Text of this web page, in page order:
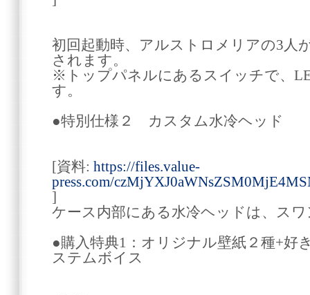
初回起動時、アルストロメリアの3人
されます。
※トップパネルにあるスイッチで、
す。
●特別仕様２ カスタム水冷ヘッド
[資料: https://files.value-
press.com/
]
ケース内部にある水冷ヘッドは、ス
●購入特典1：オリジナル壁紙２種+好
ステムボイス